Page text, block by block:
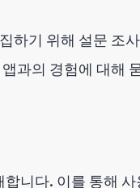
하기 위해 설문 조
과의 경험에 대해
니다. 이를 통해